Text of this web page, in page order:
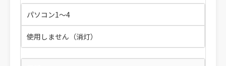
パソコン1～4
使用しません（消灯）